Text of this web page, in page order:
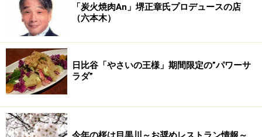
天井一面の窓から光と取り込む席配置。
今回の来日の目的は、新宿、
店舗ある｢Paul Bassett｣の視察とスタッフトレーニン
グ。
「炭火焼肉An」堺正章氏プロデュースの店
（六本木）
日比谷「やさいの王様」期間限定の”パワーサ
ラダ”